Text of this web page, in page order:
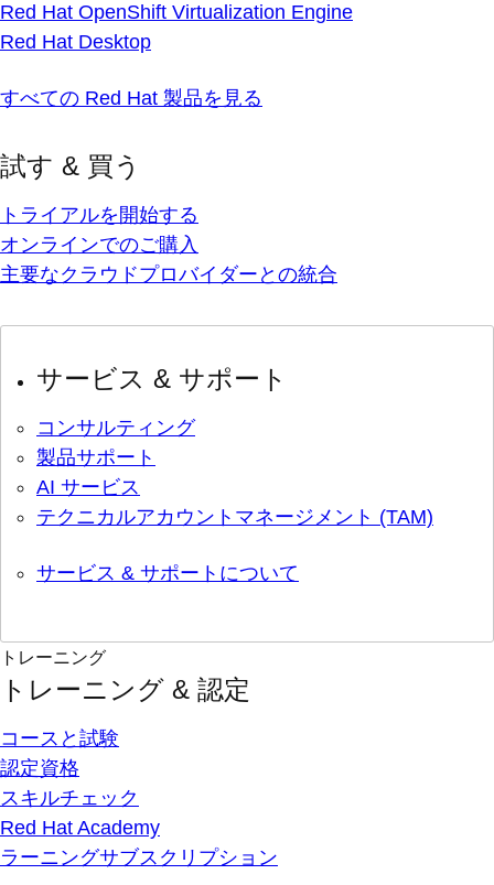
Red Hat OpenShift Virtualization Engine
Red Hat Desktop
すべての Red Hat 製品を見る
試す & 買う
トライアルを開始する
オンラインでのご購入
主要なクラウドプロバイダーとの統合
サービス & サポート
コンサルティング
製品サポート
AI サービス
テクニカルアカウントマネージメント (TAM)
サービス & サポートについて
トレーニング
トレーニング & 認定
コースと試験
認定資格
スキルチェック
Red Hat Academy
ラーニングサブスクリプション